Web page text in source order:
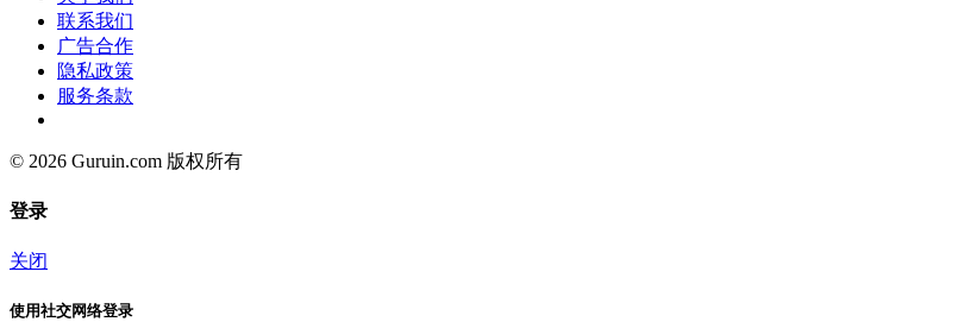
联系我们
广告合作
隐私政策
服务条款
© 2026 Guruin.com 版权所有
登录
关闭
使用社交网络登录